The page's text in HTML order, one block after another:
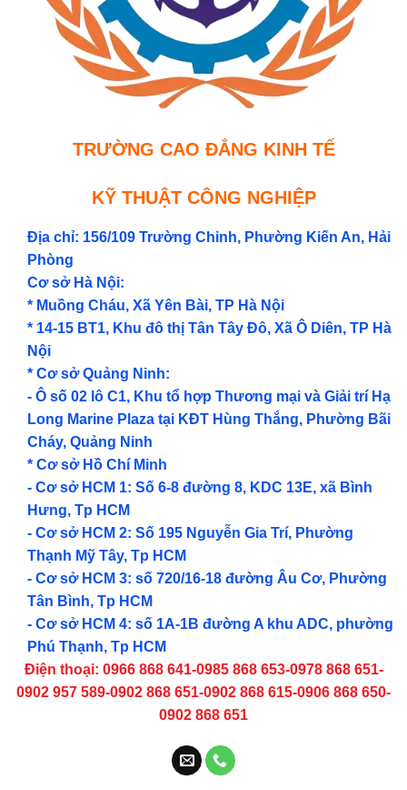
TRƯỜNG CAO ĐẲNG KINH TẾ
KỸ THUẬT CÔNG NGHIỆP
Địa chỉ: 156/109 Trường Chinh, Phường Kiến An, Hải
Phòng
Cơ sở Hà Nội:
* Muồng Cháu, Xã Yên Bài, TP Hà Nội
* 14-15 BT1, Khu đô thị Tân Tây Đô, Xã Ô Diên, TP Hà
Nội
* Cơ sở Quảng Ninh:
- Ô số 02 lô C1, Khu tổ hợp Thương mại và Giải trí Hạ
Long Marine Plaza tại KĐT Hùng Thắng, Phường Bãi
Cháy, Quảng Ninh
* Cơ sở Hồ Chí Minh
- Cơ sở HCM 1: Số 6-8 đường 8, KDC 13E, xã Bình
Hưng, Tp HCM
- Cơ sở HCM 2: Số 195 Nguyễn Gia Trí, Phường
Thạnh Mỹ Tây, Tp HCM
- Cơ sở HCM 3: số 720/16-18 đường Âu Cơ, Phường
Tân Bình, Tp HCM
- Cơ sở HCM 4: số 1A-1B đường A khu ADC, phường
Phú Thạnh, Tp HCM
Điện thoại: 0966 868 641-0985 868 653-0978 868 651-
0902 957 589-0902 868 651-0902 868 615-0906 868 650-
0902 868 651